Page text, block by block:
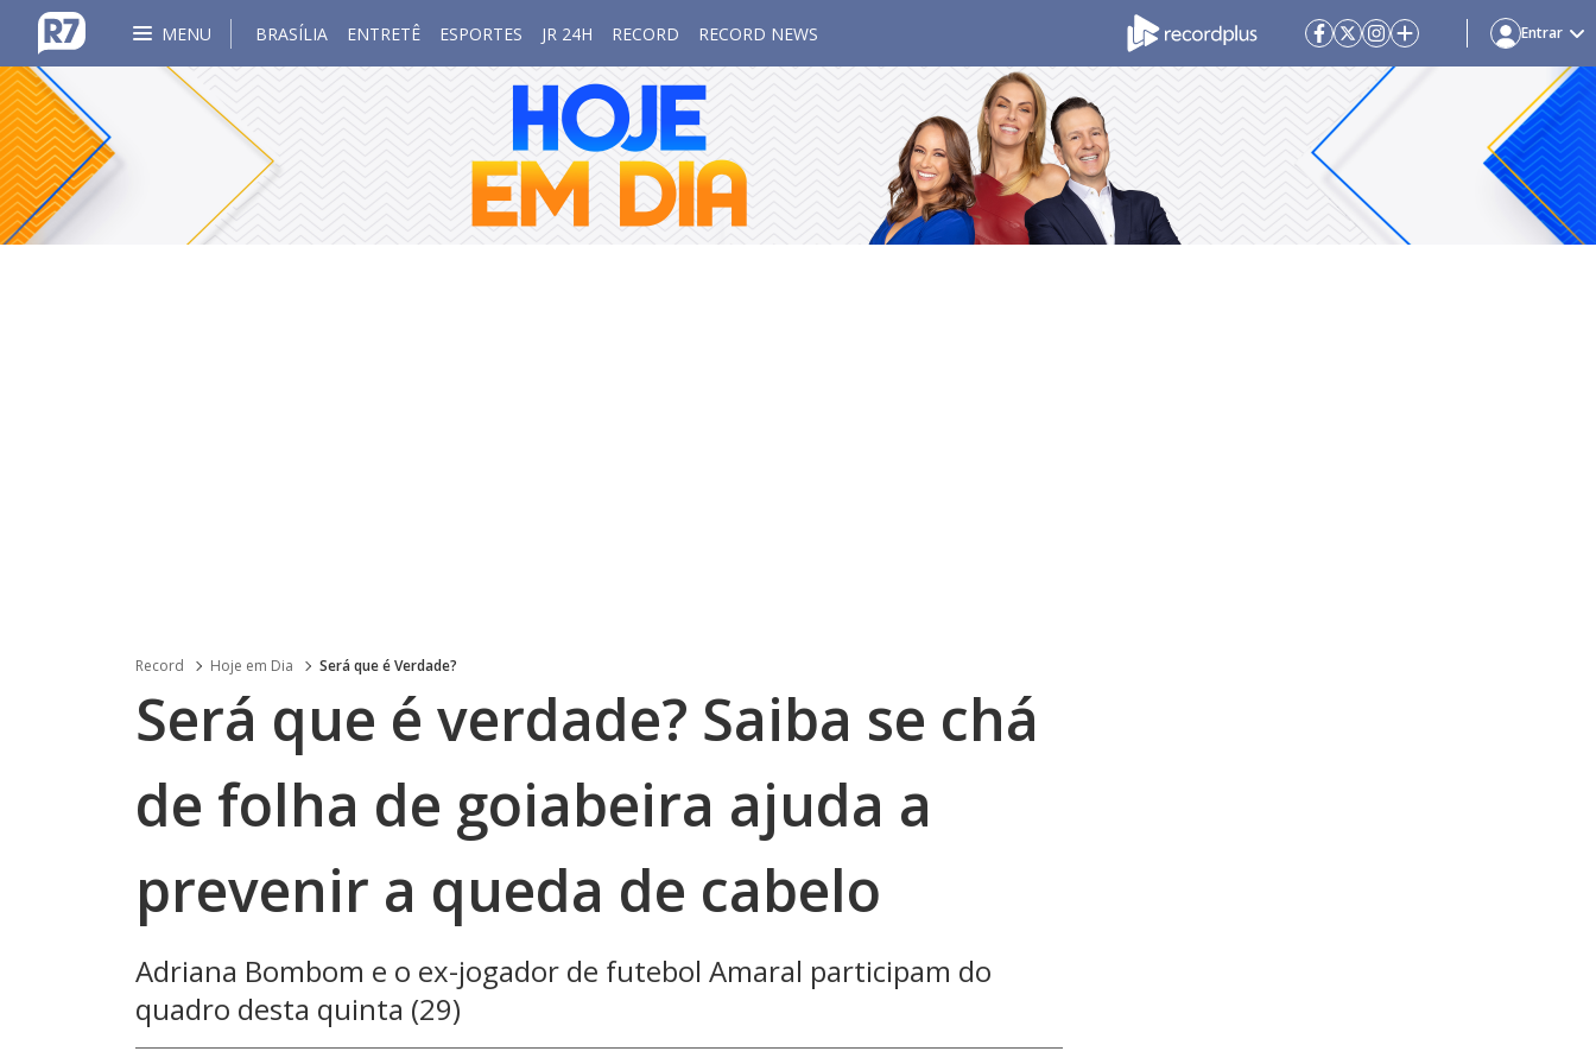
MENU BRASÍLIA ENTRETÊ ESPORTES JR 24H RECORD RECORD NEWS Entrar
Record Hoje em Dia Será que é Verdade?
Será que é verdade? Saiba se chá
de folha de goiabeira ajuda a
prevenir a queda de cabelo
Adriana Bombom e o ex-jogador de futebol Amaral participam do
quadro desta quinta (29)